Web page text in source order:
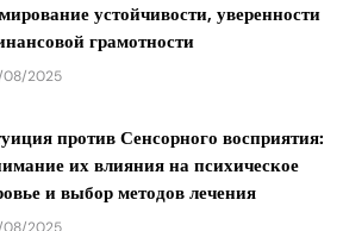
устойчивости, уверенности
грамотности
08/2025
против Сенсорного восприятия:
их влияния на психическое
и выбор методов лечения
08/2025